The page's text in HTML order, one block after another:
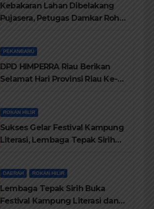
Kebakaran Lahan Dibelakang
Pujasera, Petugas Damkar Rohil
PEKANBARU
DPD HIMPERRA Riau Berikan
Selamat Hari Provinsi Riau Ke-
ROKAN HILIR
Sukses Gelar Festival Kampung
Literasi, Lembaga Tepak Sirih
DAERAH ROKAN HILIR
Lembaga Tepak Sirih Buka
Festival Kampung Literasi dan